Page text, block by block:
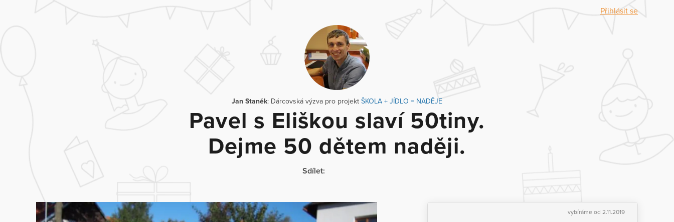
Přihlásit se
Jan Staněk: Dárcovská výzva pro projekt ŠKOLA + JÍDLO = NADĚJE
Pavel s Eliškou slaví 50tiny.
Dejme 50 dětem naději.
Sdílet:
vybíráme od 2.11.2019